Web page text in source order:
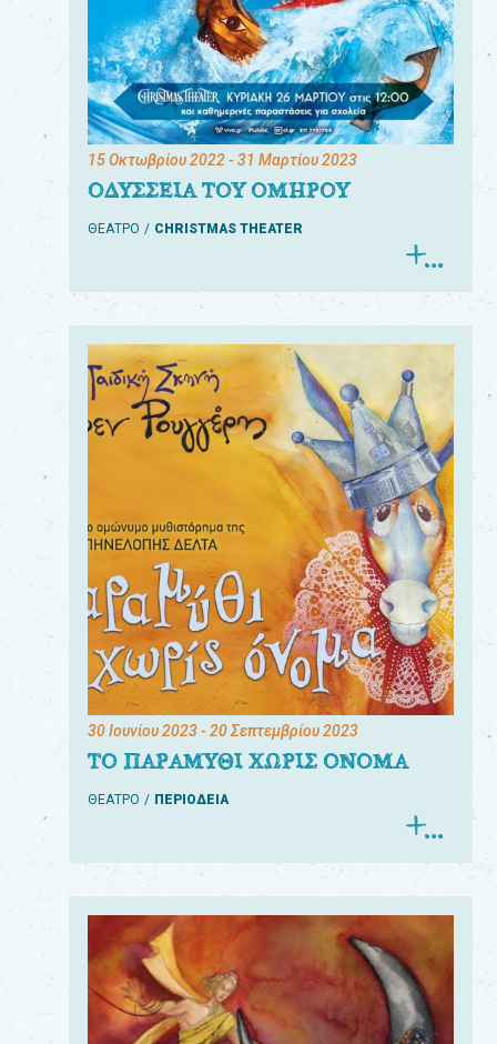
15 Οκτωβρίου 2022- 31 Μαρτίου 2023
ΟΔΥΣΣΕΙΑ ΤΟΥ ΟΜΗΡΟΥ
ΘΕΑΤΡΟ CHRISTMAS THEATER
30 Ιουνίου 2023- 20 Σεπτεμβρίου 2023
ΤΟ ΠΑΡΑΜΥΘΙ ΧΩΡΙΣ ΟΝΟΜΑ
ΘΕΑΤΡΟ ΠΕΡΙΟΔΕΙΑ